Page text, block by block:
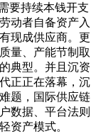
要持续本钱开支
动者自备资产入
现成供应商。更
量、产能节制取
典型。并且沉资
正正在落幕，沉
题，国际供应链
数据、平台法则
资产模式。